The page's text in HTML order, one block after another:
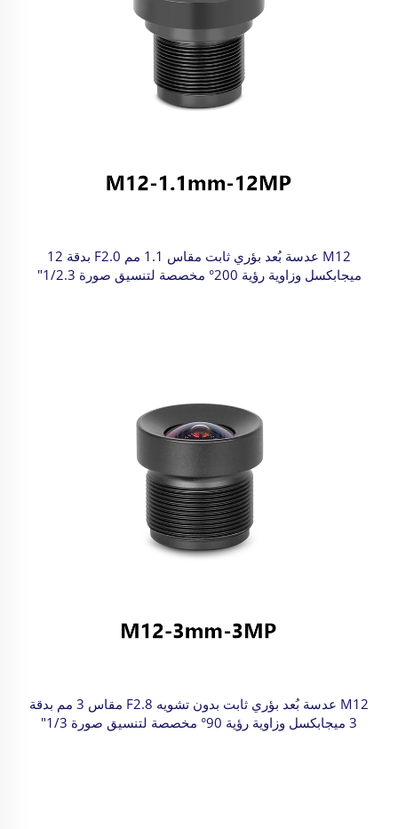
M12 عدسة بُعد بؤري ثابت مقاس 1.1 مم F2.0 بدقة 12
ميجابكسل وزاوية رؤية 200° مخصصة لتنسيق صورة 1/2.3"
M12 عدسة بُعد بؤري ثابت بدون تشويه F2.8 مقاس 3 مم بدقة
3 ميجابكسل وزاوية رؤية 90° مخصصة لتنسيق صورة 1/3"